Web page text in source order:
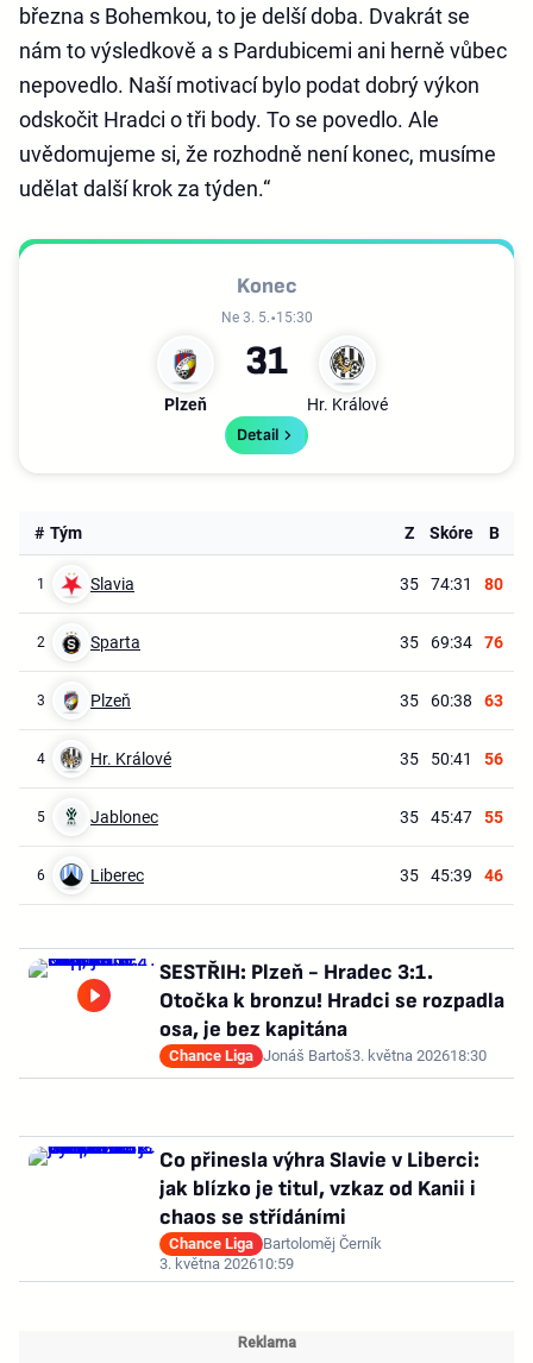
března s Bohemkou, to je delší doba. Dvakrát se
nám to výsledkově a s Pardubicemi ani herně vůbec
nepovedlo. Naší motivací bylo podat dobrý výkon
odskočit Hradci o tři body. To se povedlo. Ale
uvědomujeme si, že rozhodně není konec, musíme
udělat další krok za týden.“
Konec
Ne 3. 5. 15:30
Plzeň
3
Hr. Králové
1
Detail
# Tým Z Skóre B
1 Slavia 35 74:31 80
2 Sparta 35 69:34 76
3 Plzeň 35 60:38 63
4 Hr. Králové 35 50:41 56
5 Jablonec 35 45:47 55
6 Liberec 35 45:39 46
SESTŘIH: Plzeň - Hradec 3:1.
Otočka k bronzu! Hradci se rozpadla
osa, je bez kapitána
Chance Liga Jonáš Bartoš3. května 202618:30
Co přinesla výhra Slavie v Liberci:
jak blízko je titul, vzkaz od Kanii i
chaos se střídáními
Chance Liga Bartoloměj Černík
3. května 202610:59